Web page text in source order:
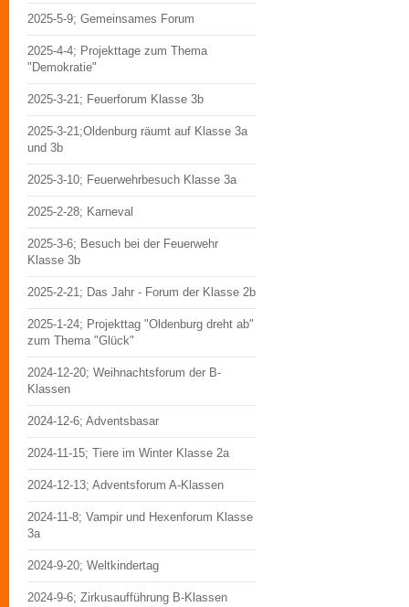
2025-5-9; Gemeinsames Forum
2025-4-4; Projekttage zum Thema
"Demokratie"
2025-3-21; Feuerforum Klasse 3b
2025-3-21;Oldenburg räumt auf Klasse 3a
und 3b
2025-3-10; Feuerwehrbesuch Klasse 3a
2025-2-28; Karneval
2025-3-6; Besuch bei der Feuerwehr
Klasse 3b
2025-2-21; Das Jahr - Forum der Klasse 2b
2025-1-24; Projekttag "Oldenburg dreht ab"
zum Thema "Glück"
2024-12-20; Weihnachtsforum der B-
Klassen
2024-12-6; Adventsbasar
2024-11-15; Tiere im Winter Klasse 2a
2024-12-13; Adventsforum A-Klassen
2024-11-8; Vampir und Hexenforum Klasse
3a
2024-9-20; Weltkindertag
2024-9-6; Zirkusaufführung B-Klassen